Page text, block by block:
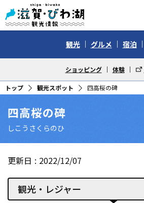
観光 グルメ 宿泊
ショッピング 体験
トップ 観光スポット 四高桜の碑
四高桜の碑
しこうさくらのひ
更新日 2022/12/07
観光・レジャー